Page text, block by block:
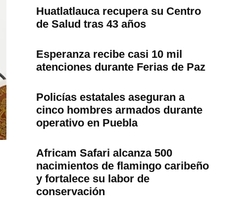
Huatlatlauca recupera su Centro
de Salud tras 43 años
Esperanza recibe casi 10 mil
atenciones durante Ferias de Paz
Policías estatales aseguran a
cinco hombres armados durante
operativo en Puebla
Africam Safari alcanza 500
nacimientos de flamingo caribeño
y fortalece su labor de
conservación